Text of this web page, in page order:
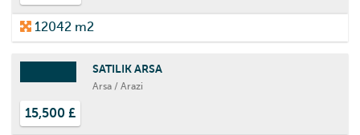
12042 m2
SATILIK ARSA
Arsa / Arazi
15,500 £